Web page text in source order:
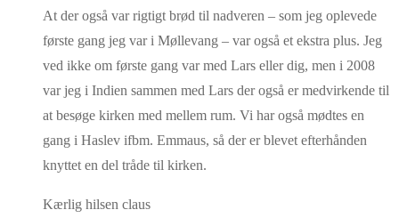
At der også var rigtigt brød til nadveren – som jeg oplevede
første gang jeg var i Møllevang – var også et ekstra plus. Jeg
ved ikke om første gang var med Lars eller dig, men i 2008
var jeg i Indien sammen med Lars der også er medvirkende til
at besøge kirken med mellem rum. Vi har også mødtes en
gang i Haslev ifbm. Emmaus, så der er blevet efterhånden
knyttet en del tråde til kirken.
Kærlig hilsen claus